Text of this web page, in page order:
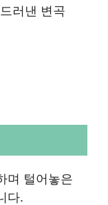
러낸 변곡
며 털어놓은
다.